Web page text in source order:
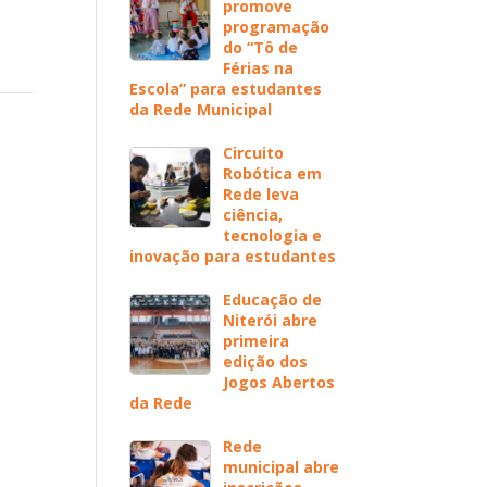
promove
programação
do “Tô de
Férias na
Escola” para estudantes
da Rede Municipal
Circuito
Robótica em
Rede leva
ciência,
tecnologia e
inovação para estudantes
Educação de
Niterói abre
primeira
edição dos
Jogos Abertos
da Rede
Rede
municipal abre